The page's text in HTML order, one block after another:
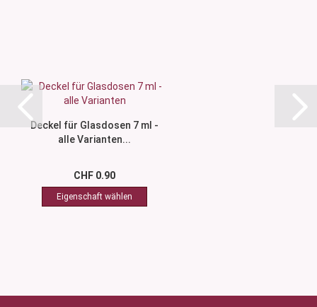
Deckel für Glasdosen 7 ml -
alle Varianten...
CHF 0.90